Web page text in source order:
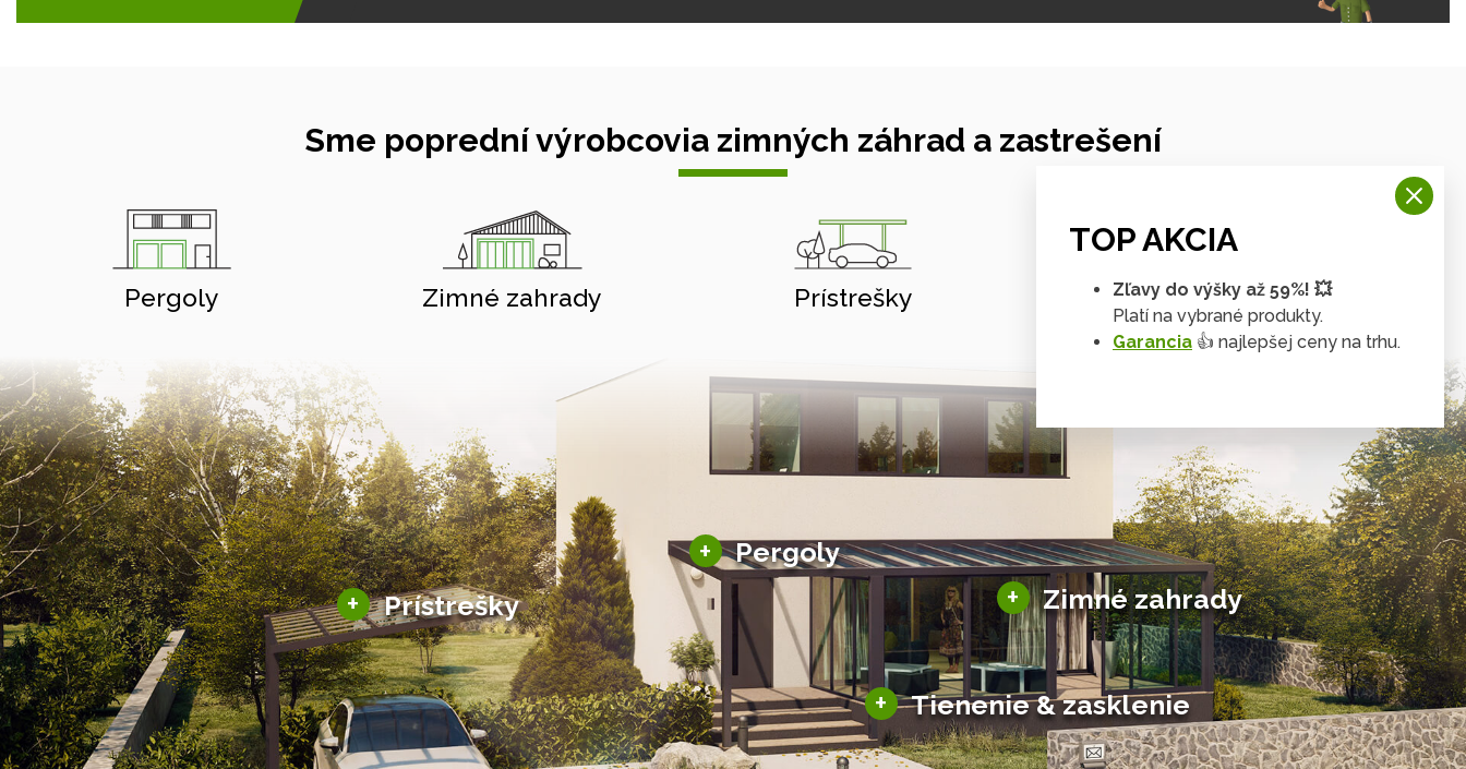
Sme poprední výrobcovia zimných záhrad a zastrešení
Pergoly Zimné zahrady Prístrešky Tienenie & zasklenie
+ Pergoly
Hliníkové pergoly
Bioklimatické pergoly
Altány a zastrešenie
Solárne pergoly
+ Zimné zahrady
Sezónne zimné záhrady
Hliníkové zimné záhrady
Posuvné zimné záhrady
Solárne zimné záhrady
+ Prístrešky
Hliníkové prístrešky
Solárne prístrešky pre auto
+ Tienenie & zasklenie
Tienenie
Zasklenie
TOP AKCIA
Zľavy do výšky až 59%! 💥
Platí na vybrané produkty.
Garancia 👍 najlepšej ceny na trhu.